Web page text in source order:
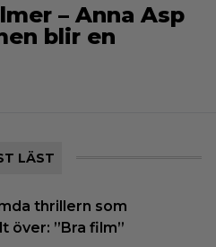
– Anna Asp
blir en
LÄST
thrillern som
över: ”Bra film”